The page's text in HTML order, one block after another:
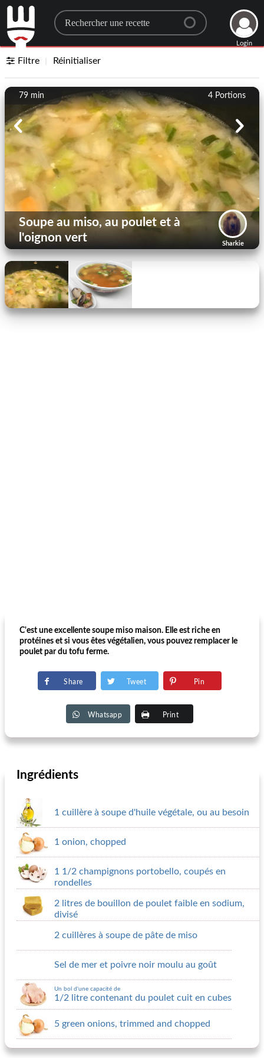
Search for a recipe
Login
Filtre Réinitialiser
4 Portions
79 min
Sharkie
Soupe au miso, au poulet et à
l'oignon vert
C'est une excellente soupe miso maison. Elle est riche en
protéines et si vous êtes végétalien, vous pouvez remplacer le
poulet par du tofu ferme.
Share Tweet Pin
Whatsapp Print
Ingrédients
1 cuillère à soupe d'huile végétale, ou au besoin
1 onion, chopped
1 1/2 champignons portobello, coupés en
rondelles
2 litres de bouillon de poulet faible en sodium,
divisé
2 cuillères à soupe de pâte de miso
Sel de mer et poivre noir moulu au goût
Un bol d'une capacité de
1/2 litre contenant du poulet cuit en cubes
5 green onions, trimmed and chopped